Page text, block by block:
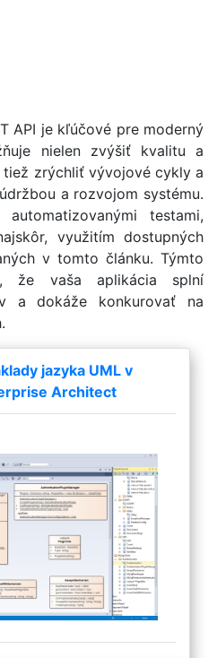
API je kľúčové pre moderný
nielen zvýšiť kvalitu a
zrýchliť vývojové cykly a
a rozvojom systému.
testami,
využitím dostupných
v tomto článku. Týmto
že vaša aplikácia splní
a dokáže konkurovať na
jazyka UML v
Architect